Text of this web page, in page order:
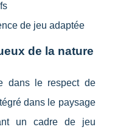
de jeu adaptée
de la nature
dans le respect de
dans le paysage
un cadre de jeu